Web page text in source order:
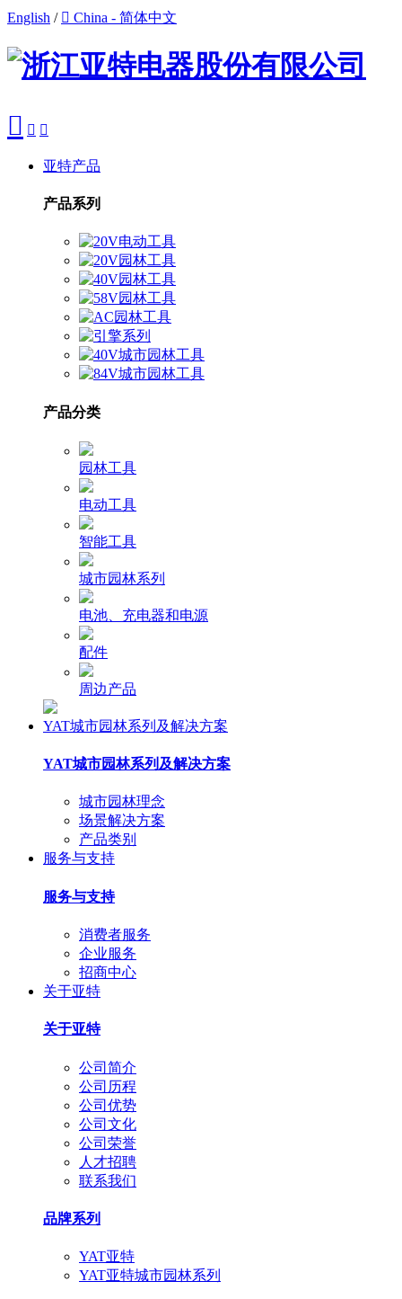
English /  China - 简体中文
  
亚特产品
产品系列
产品分类
园林工具
电动工具
智能工具
城市园林系列
电池、充电器和电源
配件
周边产品
YAT城市园林系列及解决方案
YAT城市园林系列及解决方案
城市园林理念
场景解决方案
产品类别
服务与支持
服务与支持
消费者服务
企业服务
招商中心
关于亚特
关于亚特
公司简介
公司历程
公司优势
公司文化
公司荣誉
人才招聘
联系我们
品牌系列
YAT亚特
YAT亚特城市园林系列